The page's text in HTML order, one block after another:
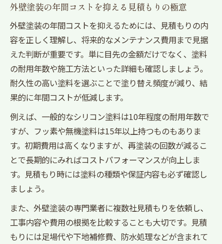
外壁塗装の年間コストを抑える見積もりの極意
外壁塗装の年間コストを抑えるためには、見積もりの内
容を正しく理解し、将来的なメンテナンス費用まで見据
えた判断が重要です。単に目先の金額だけでなく、塗料
の耐用年数や施工方法といった詳細も確認しましょう。
耐久性の高い塗料を選ぶことで塗り替え頻度が減り、結
果的に年間コストが低減します。
例えば、一般的なシリコン塗料は10年程度の耐用年数で
すが、フッ素や無機塗料は15年以上持つものもありま
す。初期費用は高くなりますが、再塗装の回数が減るこ
とで長期的にみればコストパフォーマンスが向上しま
す。見積もり時には塗料の種類や保証内容も必ず確認し
ましょう。
また、外壁塗装の専門業者に複数社見積もりを依頼し、
工事内容や費用の根拠を比較することも大切です。見積
もりには足場代や下地補修費、防水処理などが含まれて